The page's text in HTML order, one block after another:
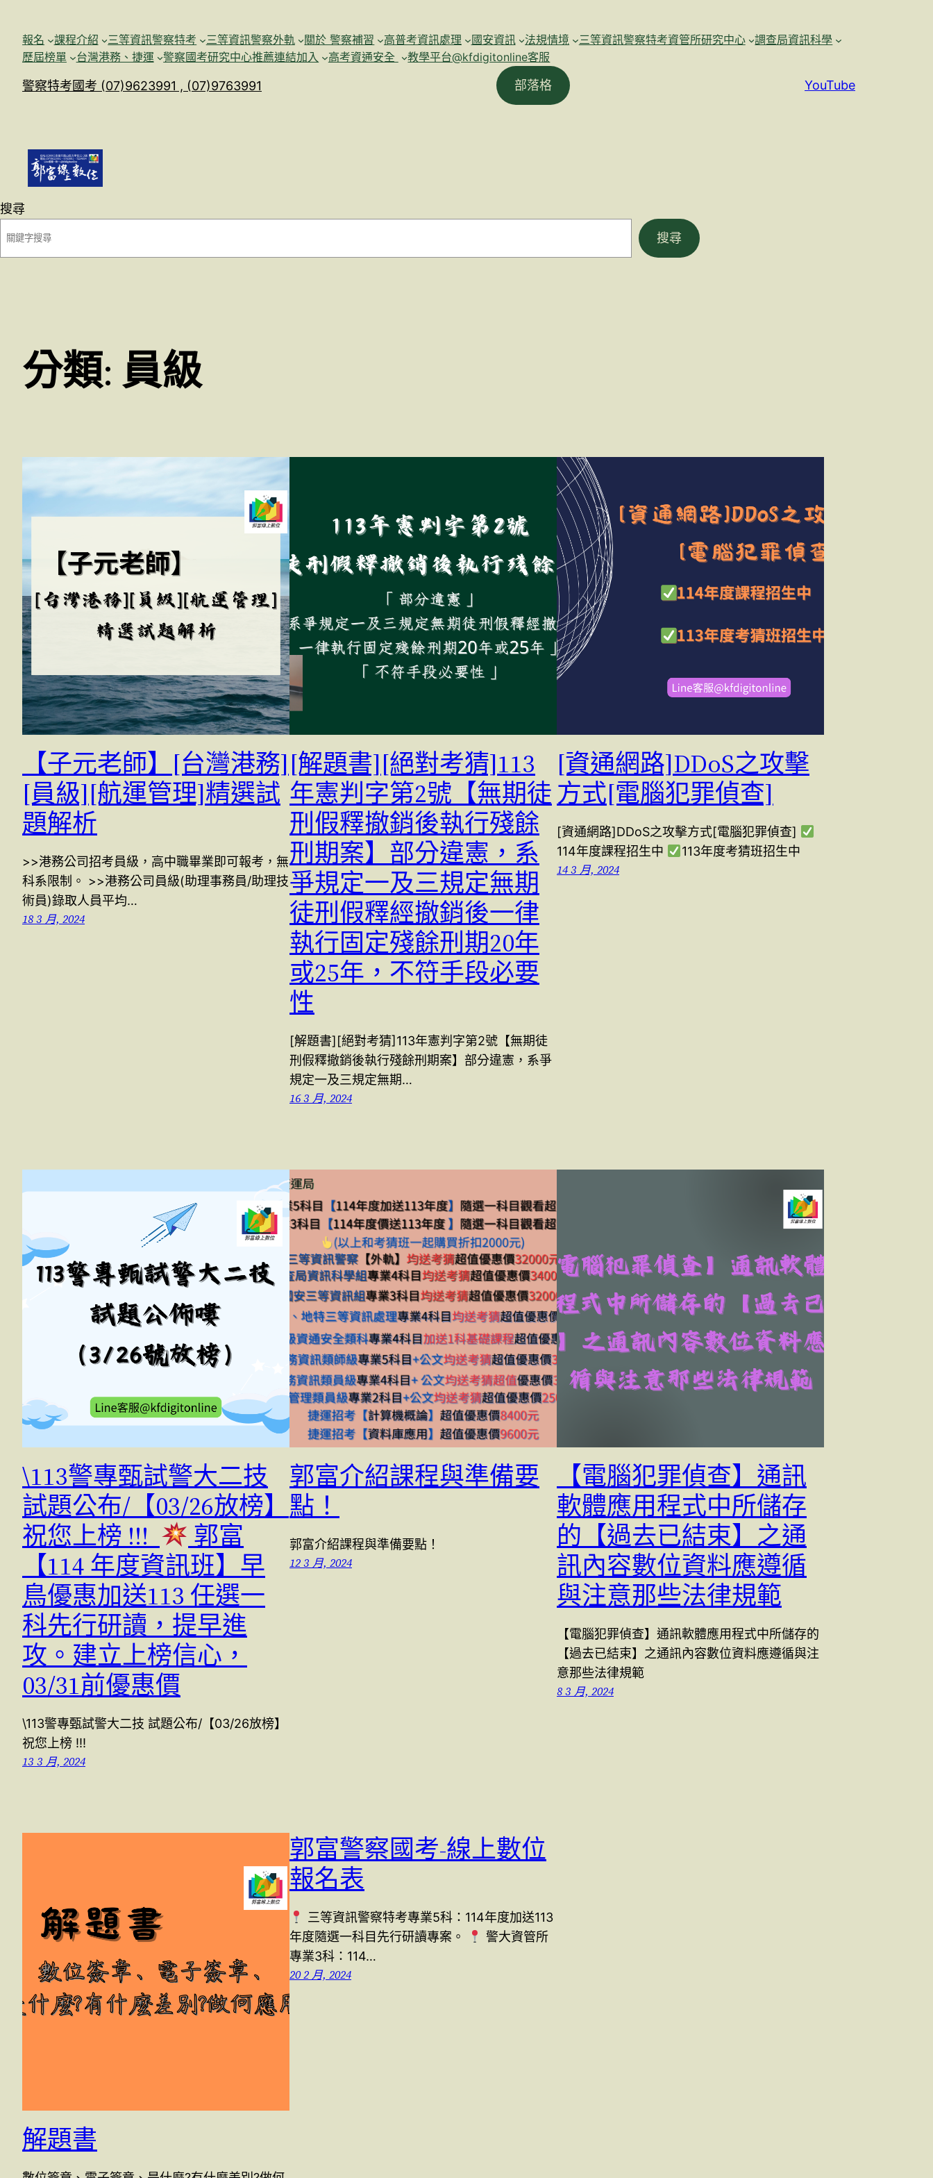
報名 課程介紹 三等資訊警察特考 三等資訊警察外軌 關於 警察補習 高普考資訊處理 國安資訊 法規情境 三等資訊警察特考資管所研究中心
調查局資訊科學
歷屆榜單
台灣港務、捷運 警察國考研究中心推薦連結加入 高考資通安全 教學平台@kfdigitonline客服
警察特考國考 (07)9623991 , (07)9763991 部落格 YouTube
搜尋
搜尋
分類: 員級
【子元老師】[台灣港務]
[員級][航運管理]精選試
題解析
>>港務公司招考員級，高中職畢業即可報考，無
科系限制。 >>港務公司員級(助理事務員/助理技
術員)錄取人員平均…
18 3 月, 2024
[解題書][絕對考猜]113
年憲判字第2號【無期徒
刑假釋撤銷後執行殘餘
刑期案】部分違憲，系
爭規定一及三規定無期
徒刑假釋經撤銷後一律
執行固定殘餘刑期20年
或25年，不符手段必要
性
[解題書][絕對考猜]113年憲判字第2號【無期徒
刑假釋撤銷後執行殘餘刑期案】部分違憲，系爭
規定一及三規定無期…
16 3 月, 2024
[資通網路]DDoS之攻擊
方式[電腦犯罪偵查]
[資通網路]DDoS之攻擊方式[電腦犯罪偵查]
114年度課程招生中
113年度考猜班招生中
14 3 月, 2024
\113警專甄試警大二技
試題公布/【03/26放榜】
祝您上榜 !!!
郭富
【114 年度資訊班】早
鳥優惠加送113 任選一
科先行研讀，提早進
攻。建立上榜信心，
03/31前優惠價
\113警專甄試警大二技 試題公布/【03/26放榜】
祝您上榜 !!!
13 3 月, 2024
郭富介紹課程與準備要
點！
郭富介紹課程與準備要點！
12 3 月, 2024
【電腦犯罪偵查】通訊
軟體應用程式中所儲存
的【過去已結束】之通
訊內容數位資料應遵循
與注意那些法律規範
【電腦犯罪偵查】通訊軟體應用程式中所儲存的
【過去已結束】之通訊內容數位資料應遵循與注
意那些法律規範
8 3 月, 2024
解題書
郭富警察國考-線上數位
報名表
三等資訊警察特考專業5科：114年度加送113
年度隨選一科目先行研讀專案。
警大資管所
專業3科：114…
20 2 月, 2024